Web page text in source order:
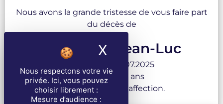
Nous respectons votre vie
privée. Ici, vous pouvez
choisir librement :
Mesure d’audience :
X Masquer le
Nous avons la grande tristesse de vous faire part
du décès de
FRAYARD Jean-Luc
survenu le 20.07.2025
à l’âge de 69 ans
Avec toute notre affection.